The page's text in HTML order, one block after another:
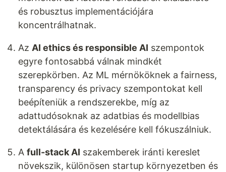
és robusztus implementációjára
koncentrálhatnak.
Az AI ethics és responsible AI szempontok
egyre fontosabbá válnak mindkét
szerepkörben. Az ML mérnököknek a fairness,
transparency és privacy szempontokat kell
beépíteniük a rendszerekbe, míg az
adattudósoknak az adatbias és modellbias
detektálására és kezelésére kell fókuszálniuk.
A full-stack AI szakemberek iránti kereslet
növekszik, különösen startup környezetben és